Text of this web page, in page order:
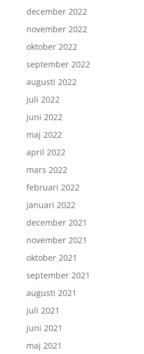
december 2022
november 2022
oktober 2022
september 2022
augusti 2022
juli 2022
juni 2022
maj 2022
april 2022
mars 2022
februari 2022
januari 2022
december 2021
november 2021
oktober 2021
september 2021
augusti 2021
juli 2021
juni 2021
maj 2021